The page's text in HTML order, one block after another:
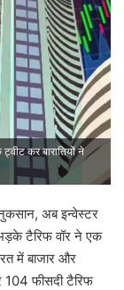
कर बाराति‍यों ने
अब इन्वेस्टर
टैरिफ वॉर ने एक
में बाजार और
फीसदी टैरिफ